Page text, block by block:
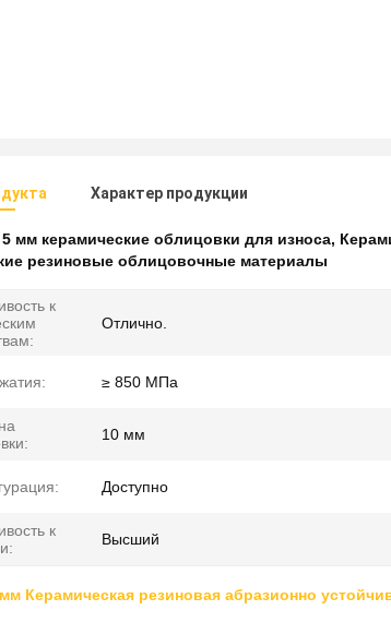
Характер продукции
5 мм керамические облицовки для износа,
резиновые облицовочные материалы
к
Отлично.
≥ 850 МПа
10 мм
Доступно
к
Высший
Керамическая резиновая абразионно